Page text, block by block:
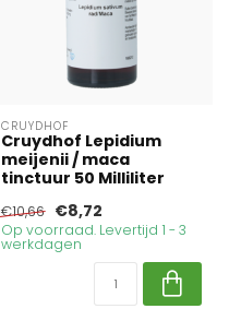
CRUYDHOF
Cruydhof Lepidium
meijenii / maca
tinctuur 50 Milliliter
€10,66 €8,72
Op voorraad. Levertijd 1 - 3
werkdagen